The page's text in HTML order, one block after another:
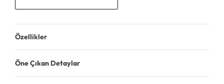
Özellikler
Öne Çıkan Detaylar